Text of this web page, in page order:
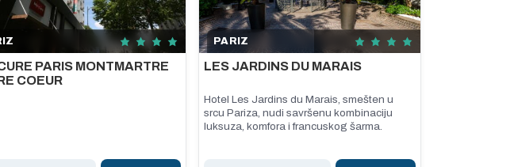
PARIS MONTMARTRE
COEUR
PARIZ
LES JARDINS DU MARAIS
Hotel Les Jardins du Marais, smešten u
srcu Pariza, nudi savršenu kombinaciju
luksuza, komfora i francuskog šarma.